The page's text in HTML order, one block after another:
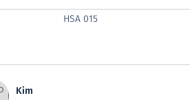
HSA 015
Kim